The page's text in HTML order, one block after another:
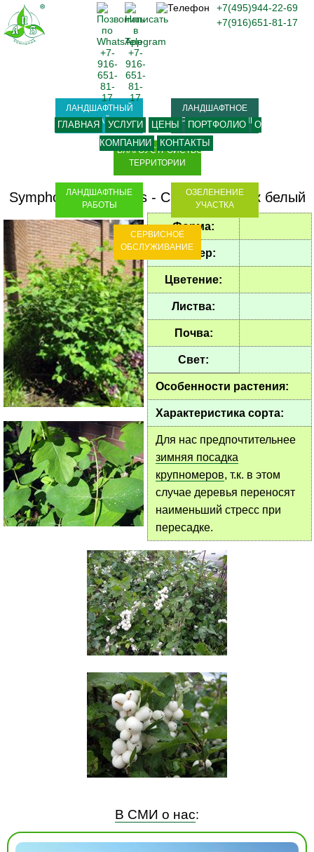
Symphoricarpos albus- Снежноягодник белый
Форма:
Размер:
Цветение:
Листва:
Почва:
Свет:
Особенности растения:
Характеристика сорта:
Для нас предпочтительнее
зимняя посадка
крупномеров, т.к. в этом
случае деревья переносят
наименьший стресс при
пересадке.
В СМИ о нас:
+7(495)944-22-69
+7(916)651-81-17
ГЛАВНАЯ УСЛУГИ ЦЕНЫ ПОРТФОЛИО
О
КОМПАНИИ
КОНТАКТЫ
ЛАНДШАФТНЫЙ
ДИЗАЙН
ЛАНДШАФТНОЕ
ПРОЕКТИРОВАНИЕ
БЛАГОУСТРОЙСТВО
ТЕРРИТОРИИ
ЛАНДШАФТНЫЕ
РАБОТЫ
ОЗЕЛЕНЕНИЕ
УЧАСТКА
СЕРВИСНОЕ
ОБСЛУЖИВАНИЕ